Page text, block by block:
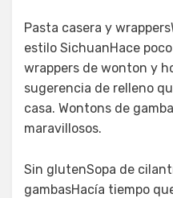
Pasta casera y
estilo SichuanHace
wrappers de wonton y
sugerencia de relleno
casa. Wontons de
maravillosos.
Sin glutenSopa de
gambasHacía tiempo